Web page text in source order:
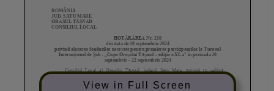
View in Full Screen